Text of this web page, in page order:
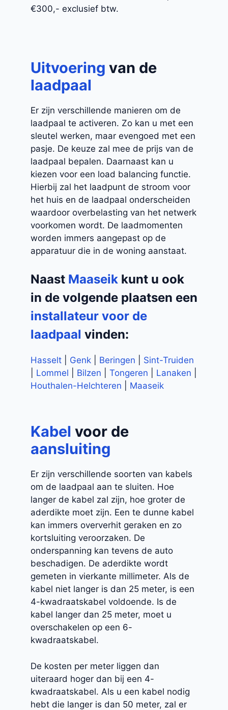
€300,- exclusief btw.
Uitvoering van de
laadpaal
Er zijn verschillende manieren om de
laadpaal te activeren. Zo kan u met een
sleutel werken, maar evengoed met een
pasje. De keuze zal mee de prijs van de
laadpaal bepalen. Daarnaast kan u
kiezen voor een load balancing functie.
Hierbij zal het laadpunt de stroom voor
het huis en de laadpaal onderscheiden
waardoor overbelasting van het netwerk
voorkomen wordt. De laadmomenten
worden immers aangepast op de
apparatuur die in de woning aanstaat.
Naast Maaseik kunt u ook
in de volgende plaatsen een
installateur voor de
laadpaal vinden:
Hasselt Genk Beringen
Sint-Truiden
Lommel Bilzen Tongeren Lanaken
Houthalen-Helchteren
Maaseik
Kabel voor de
aansluiting
Er zijn verschillende soorten van kabels
om de laadpaal aan te sluiten. Hoe
langer de kabel zal zijn, hoe groter de
aderdikte moet zijn. Een te dunne kabel
kan immers oververhit geraken en zo
kortsluiting veroorzaken. De
onderspanning kan tevens de auto
beschadigen. De aderdikte wordt
gemeten in vierkante millimeter. Als de
kabel niet langer is dan 25 meter, is een
4-kwadraatskabel voldoende. Is de
kabel langer dan 25 meter, moet u
overschakelen op een 6-
kwadraatskabel.
De kosten per meter liggen dan
uiteraard hoger dan bij een 4-
kwadraatskabel. Als u een kabel nodig
hebt die langer is dan 50 meter, zal er